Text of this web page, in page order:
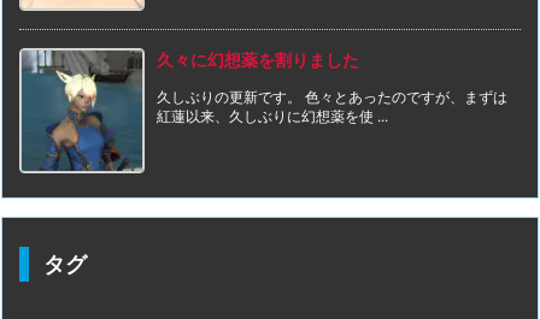
久々に幻想薬を割りました
久しぶりの更新です。 色々とあったのですが、まずは
紅蓮以来、久しぶりに幻想薬を使 ...
タグ